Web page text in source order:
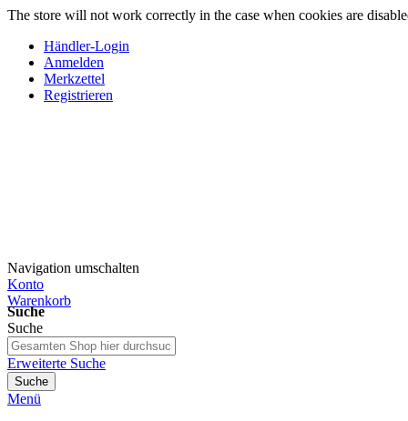
The store will not work correctly in the case when cookies are
Händler-Login
Anmelden
Merkzettel
Registrieren
Navigation umschalten
Konto
Warenkorb
Suche
Suche
Erweiterte Suche
Suche
Menü